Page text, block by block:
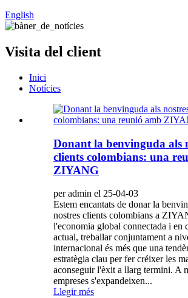
English
Visita del client
Inici
Notícies
Donant la benvinguda als
clients colombians: una
ZIYANG
per admin el 25-04-03
Estem encantats de donar la
nostres clients colombians a
l'economia global connectada i en
actual, treballar conjuntament a
internacional és més que una
estratègia clau per fer créixer les
aconseguir l'èxit a llarg termini. A
empreses s'expandeixen...
Llegir més